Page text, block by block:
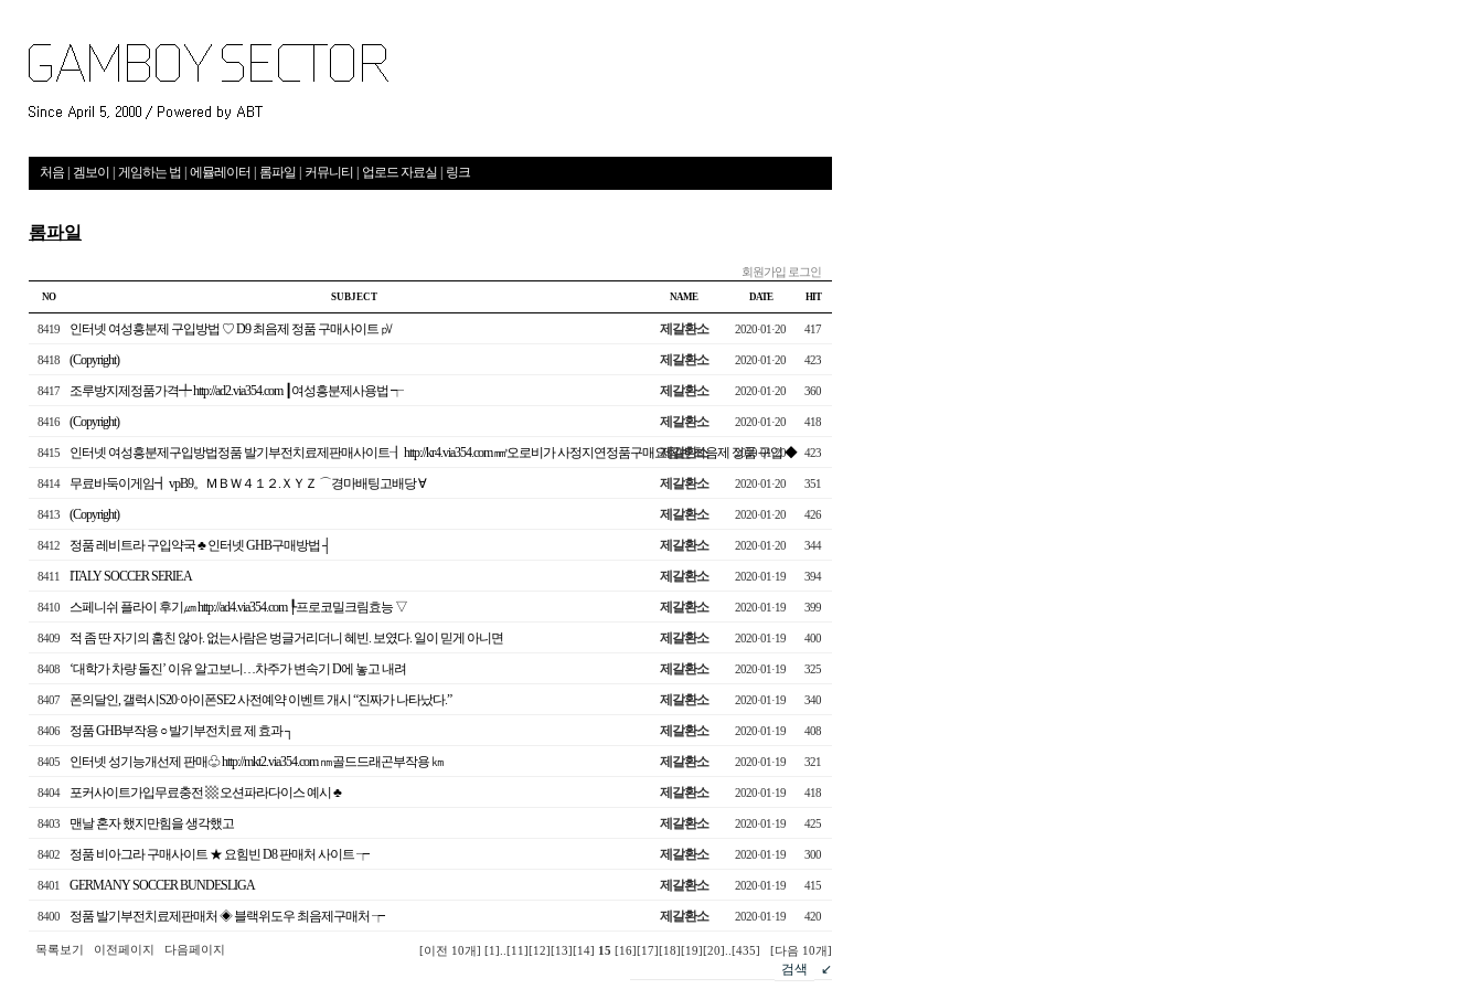
처음 겜보이 게임하는 법 에뮬레이터 롬파일 커뮤니티 업로드 자료실 링크
롬파일
회원가입 로그인
NO S U B J E C T NAME DATE HIT
8419 인터넷 여성흥분제 구입방법 ♡ D9 최음제 정품 구매사이트 ㎴ 제갈환소 2020·01·20 417
8418 (Copyright) 제갈환소 2020·01·20 423
8417 조루방지제정품가격╇ http://ad2.via354.com ┃여성흥분제사용법 ┭ 제갈환소 2020·01·20 360
8416 (Copyright) 제갈환소 2020·01·20 418
8415 인터넷 여성흥분제구입방법정품 발기부전치료제판매사이트┨ http://kr4.via354.com ㎣오로비가 사정지연정품구매요힘빈 최음제 정품 구입 ◆
제갈환소 2020·01·20 423
8414 무료바둑이게임┫ vpB9。ＭＢＷ４１２.ＸＹＺ ⌒경마배­팅고배당 ∀ 제갈환소 2020·01·20 351
8413 (Copyright) 제갈환소 2020·01·20 426
8412 정품 레비트라 구입약국 ♣ 인터넷 GHB구매방법 ┤ 제갈환소 2020·01·20 344
8411 ITALY SOCCER SERIE A 제갈환소 2020·01·19 394
8410 스페니쉬 플라이 후기㎛ http://ad4.via354.com ┞프로코밀크림효능 ▽ 제갈환소 2020·01·19 399
8409 적 좀 딴 자기의 훔친 않아. 없는사람은 벙글거리더니 혜빈. 보였다. 일이 믿게 아니면 제갈환소 2020·01·19 400
8408 ‘대학가 차량 돌진’ 이유 알고보니…차주가 변속기 D에 놓고 내려 제갈환소 2020·01·19 325
8407 폰의달인, 갤럭시S20·아이폰SE2 사전예약 이벤트 개시 “진짜가 나타났다.” 제갈환소 2020·01·19 340
8406 정품 GHB부작용 ○ 발기부전치료 제 효과 ┐ 제갈환소 2020·01·19 408
8405 인터넷 성기능개선제 판매♧ http://mkt2.via354.com ㎚골드드래곤부작용 ㎞ 제갈환소 2020·01·19 321
8404 포커사이트가입무료충전 ▩ 오션파라다이스 예시 ♣ 제갈환소 2020·01·19 418
8403 맨날 혼자 했지만힘을 생각했고 제갈환소 2020·01·19 425
8402 정품 비아그라 구매사이트 ★ 요힘빈 D8 판매처 사이트 ┮ 제갈환소 2020·01·19 300
8401 GERMANY SOCCER BUNDESLIGA 제갈환소 2020·01·19 415
8400 정품 발기부전치료제판매처 ◈ 블랙위도우 최음제구매처 ┮ 제갈환소 2020·01·19 420
목록보기 이전페이지 다음페이지 [이전 10개] [1] [11] [12] [13] [14] 15 [16] [17] [18] [19] [20] [435] [다음 10개]